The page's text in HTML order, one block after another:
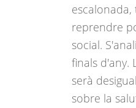
reprendre
social.
finals d'any.
serà
sobre la